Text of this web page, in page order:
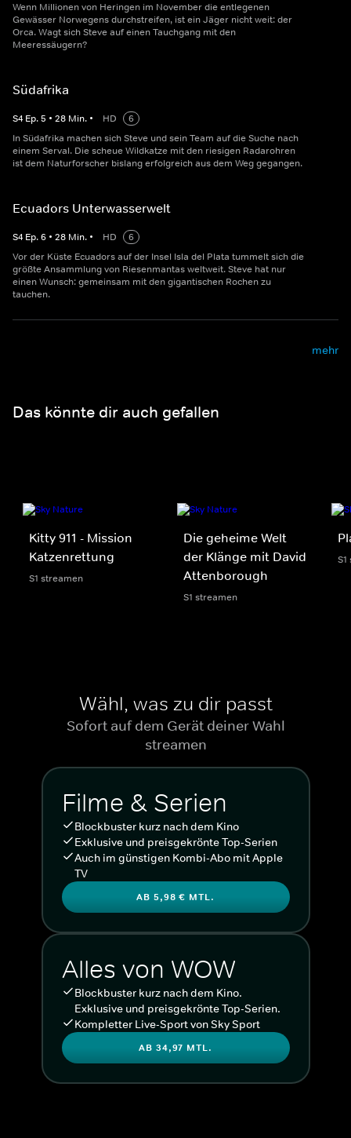
Wenn Millionen von Heringen im November die entlegenen
Gewässer Norwegens durchstreifen, ist ein Jäger nicht weit: der
Orca. Wagt sich Steve auf einen Tauchgang mit den
Meeressäugern?
Südafrika
S4 Ep.5 • 28 Min. • HD
6
In Südafrika machen sich Steve und sein Team auf die Suche nach
einem Serval. Die scheue Wildkatze mit den riesigen Radarohren
ist dem Naturforscher bislang erfolgreich aus dem Weg gegangen.
Ecuadors Unterwasserwelt
S4 Ep.6 • 28 Min. • HD
6
Vor der Küste Ecuadors auf der Insel Isla del Plata tummelt sich die
größte Ansammlung von Riesenmantas weltweit. Steve hat nur
einen Wunsch: gemeinsam mit den gigantischen Rochen zu
tauchen.
mehr
Das könnte dir auch gefallen
Kitty 911 - Mission
Katzenrettung
S1 streamen
Die geheime Welt
der Klänge mit David
Attenborough
S1 streamen
Wähl, was zu dir passt
Sofort auf dem Gerät deiner Wahl
streamen
Filme & Serien
Blockbuster kurz nach dem Kino
Exklusive und preisgekrönte Top-Serien
Auch im günstigen Kombi-Abo mit Apple
TV
AB 5,98 € MTL.
Alles von WOW
Blockbuster kurz nach dem Kino.
Exklusive und preisgekrönte Top-Serien.
Kompletter Live-Sport von Sky Sport
AB 34,97 MTL.